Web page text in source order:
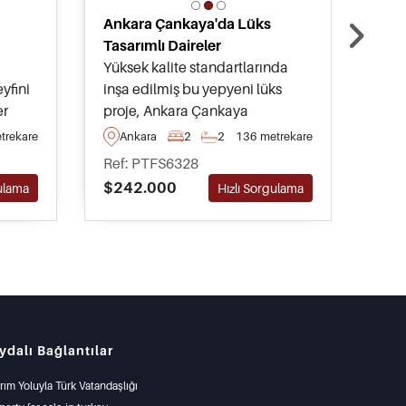
Ankara Çankaya'da Lüks
Tasarımlı Daireler
Yüksek kalite standartlarında
inşa edilmiş bu yepyeni lüks
proje, Ankara Çankaya
bölgesinde satışa sunulan
daireler sunmakta olup tüm
günlük ihtiyaç ve olanaklara
sadece birkaç dakika
uzaklıktadır.
Ankara 2 2 136 metrekare
Ref: PTFS6328
$242.000
Hızlı Sorgulama
Bağlantılar
Yoluyla Türk Vatandaşlığı